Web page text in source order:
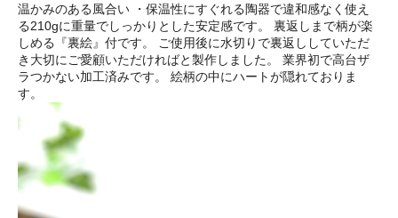
温かみのある風合い ・保温性にすぐれる陶器で違和感なく使え
る210gに重量でしっかりとした安定感です。 裏返しまで柄が楽
しめる『裏絵』付です。 ご使用後に水切りで裏返ししていただ
き大切にご愛顧いただければと製作しました。 業界初で高台ザ
ラつかない加工済みです。 絵柄の中にハートが隠れておりま
す。